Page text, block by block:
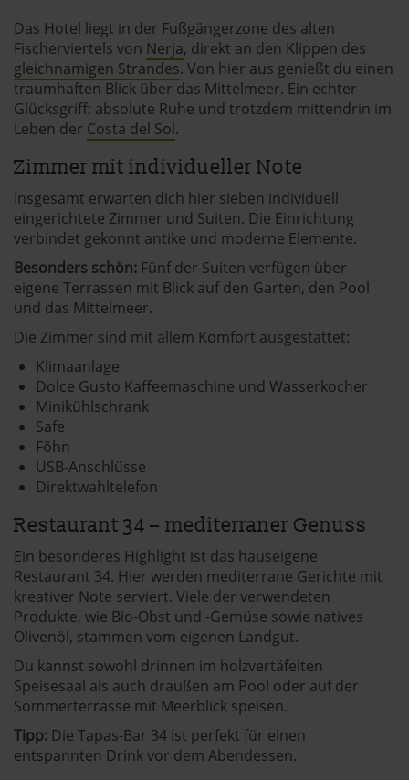
Das Hotel liegt in der Fußgängerzone des alten
Fischerviertels von Nerja, direkt an den Klippen des
gleichnamigen Strandes. Von hier aus genießt du einen
traumhaften Blick über das Mittelmeer. Ein echter
Glücksgriff: absolute Ruhe und trotzdem mittendrin im
Leben der Costa del Sol.
Zimmer mit individueller Note
Insgesamt erwarten dich hier sieben individuell
eingerichtete Zimmer und Suiten. Die Einrichtung
verbindet gekonnt antike und moderne Elemente.
Besonders schön: Fünf der Suiten verfügen über
eigene Terrassen mit Blick auf den Garten, den Pool
und das Mittelmeer.
Die Zimmer sind mit allem Komfort ausgestattet:
Klimaanlage
Dolce Gusto Kaffeemaschine und Wasserkocher
Minikühlschrank
Safe
Föhn
USB-Anschlüsse
Direktwahltelefon
Restaurant 34 – mediterraner Genuss
Ein besonderes Highlight ist das hauseigene
Restaurant 34. Hier werden mediterrane Gerichte mit
kreativer Note serviert. Viele der verwendeten
Produkte, wie Bio-Obst und -Gemüse sowie natives
Olivenöl, stammen vom eigenen Landgut.
Du kannst sowohl drinnen im holzvertäfelten
Speisesaal als auch draußen am Pool oder auf der
Sommerterrasse mit Meerblick speisen.
Tipp: Die Tapas-Bar 34 ist perfekt für einen
entspannten Drink vor dem Abendessen.